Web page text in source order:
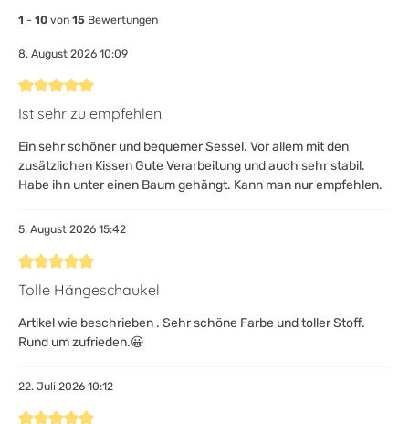
1 - 10 von 15 Bewertungen
8. August 2026 10:09
Bewertung mit 5 von 5 Sternen
Ist sehr zu empfehlen.
Ein sehr schöner und bequemer Sessel. Vor allem mit den
zusätzlichen Kissen Gute Verarbeitung und auch sehr stabil.
Habe ihn unter einen Baum gehängt. Kann man nur empfehlen.
5. August 2026 15:42
Bewertung mit 5 von 5 Sternen
Tolle Hängeschaukel
Artikel wie beschrieben . Sehr schöne Farbe und toller Stoff.
Rund um zufrieden.😀
22. Juli 2026 10:12